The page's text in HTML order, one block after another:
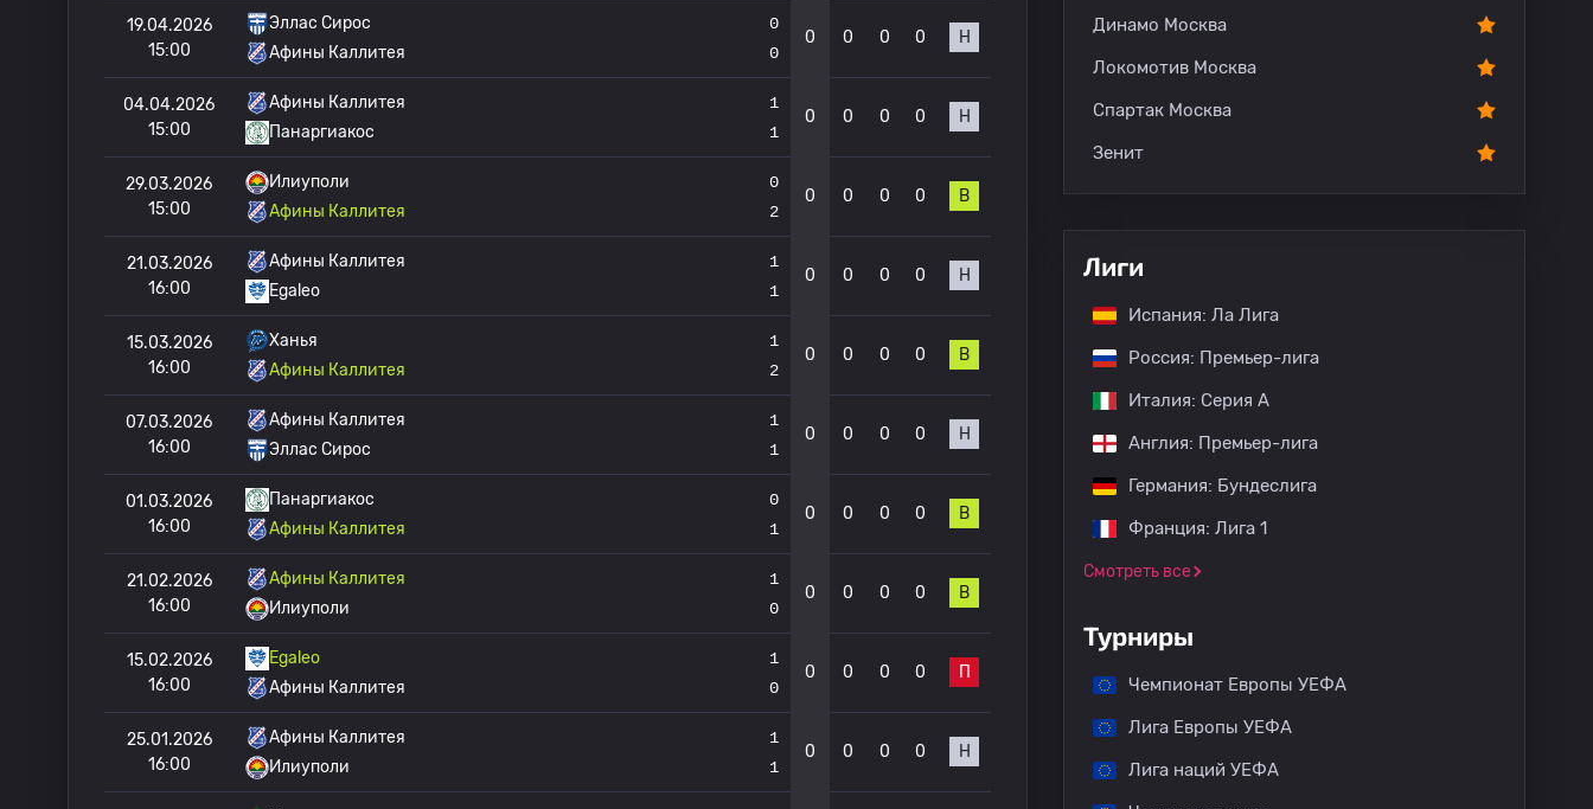
19.04.2026
15:00
Эллас Сирос
Афины Каллитея
0
0
0 0 0 0 Н
04.04.2026
15:00
Афины Каллитея
Панаргиакос
1
1
0 0 0 0 Н
29.03.2026
15:00
Илиуполи
Афины Каллитея
0
2
0 0 0 0 В
21.03.2026
16:00
Афины Каллитея
Egaleo
1
1
0 0 0 0 Н
15.03.2026
16:00
Ханья
Афины Каллитея
1
2
0 0 0 0 В
07.03.2026
16:00
Афины Каллитея
Эллас Сирос
1
1
0 0 0 0 Н
01.03.2026
16:00
Панаргиакос
Афины Каллитея
0
1
0 0 0 0 В
21.02.2026
16:00
Афины Каллитея
Илиуполи
1
0
0 0 0 0 В
15.02.2026
16:00
Egaleo
Афины Каллитея
1
0
0 0 0 0 П
25.01.2026
16:00
Афины Каллитея
Илиуполи
1
1
0 0 0 0 Н
Динамо Москва
Локомотив Москва
Спартак Москва
Зенит
Лиги
Испания: Ла Лига
Россия: Премьер-лига
Италия: Серия А
Англия: Премьер-лига
Германия: Бундеслига
Франция: Лига 1
Смотреть все
Турниры
Чемпионат Европы УЕФА
Лига Европы УЕФА
Лига наций УЕФА